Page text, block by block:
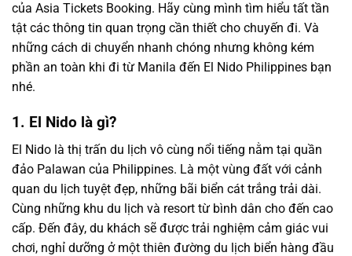
của Asia Tickets Booking. Hãy cùng mình tìm hiểu tất tần
tật các thông tin quan trọng cần thiết cho chuyến đi. Và
những cách di chuyển nhanh chóng nhưng không kém
phần an toàn khi đi từ Manila đến El Nido Philippines bạn
nhé.
1. El Nido là gì?
El Nido là thị trấn du lịch vô cùng nổi tiếng nằm tại quần
đảo Palawan của Philippines. Là một vùng đất với cảnh
quan du lịch tuyệt đẹp, những bãi biển cát trắng trải dài.
Cùng những khu du lịch và resort từ bình dân cho đến cao
cấp. Đến đây, du khách sẽ được trải nghiệm cảm giác vui
chơi, nghỉ dưỡng ở một thiên đường du lịch biển hàng đầu